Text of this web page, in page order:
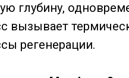
глубину,
вызывает
регенерации.